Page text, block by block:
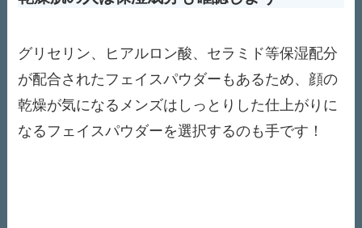
グリセリン、ヒアルロン酸、セラミド等保湿配分
が配合されたフェイスパウダーもあるため、顔の
乾燥が気になるメンズはしっとりした仕上がりに
なるフェイスパウダーを選択するのも手です！